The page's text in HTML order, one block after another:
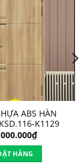
ABS HÀN
K1129
₫
HÀNG